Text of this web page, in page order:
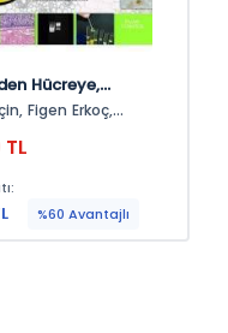
Hücreye,
Fizyolojiye Biyoloji
Erkoç,
%60 Avantajlı